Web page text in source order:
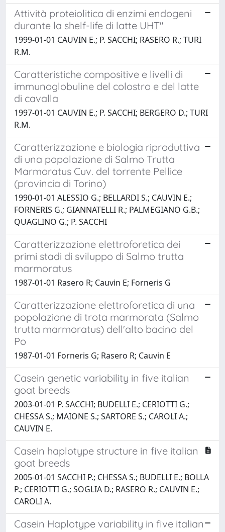
Attività proteiolitica di enzimi endogeni
durante la shelf-life di latte UHT"
1999-01-01 CAUVIN E.; P. SACCHI; RASERO R.; TURI
R.M.
Caratteristiche compositive e livelli di
immunoglobuline del colostro e del latte
di cavalla
1997-01-01 CAUVIN E.; P. SACCHI; BERGERO D.; TURI
R.M.
Caratterizzazione e biologia riproduttiva
di una popolazione di Salmo Trutta
Marmoratus Cuv. del torrente Pellice
(provincia di Torino)
1990-01-01 ALESSIO G.; BELLARDI S.; CAUVIN E.;
FORNERIS G.; GIANNATELLI R.; PALMEGIANO G.B.;
QUAGLINO G.; P. SACCHI
Caratterizzazione elettroforetica dei
primi stadi di sviluppo di Salmo trutta
marmoratus
1987-01-01 Rasero R; Cauvin E; Forneris G
Caratterizzazione elettroforetica di una
popolazione di trota marmorata (Salmo
trutta marmoratus) dell'alto bacino del
Po
1987-01-01 Forneris G; Rasero R; Cauvin E
Casein genetic variability in five italian
goat breeds
2003-01-01 P. SACCHI; BUDELLI E.; CERIOTTI G.;
CHESSA S.; MAIONE S.; SARTORE S.; CAROLI A.;
CAUVIN E.
Casein haplotype structure in five italian
goat breeds
2005-01-01 SACCHI P.; CHESSA S.; BUDELLI E.; BOLLA
P.; CERIOTTI G.; SOGLIA D.; RASERO R.; CAUVIN E.;
CAROLI A.
Casein Haplotype variability in five italian